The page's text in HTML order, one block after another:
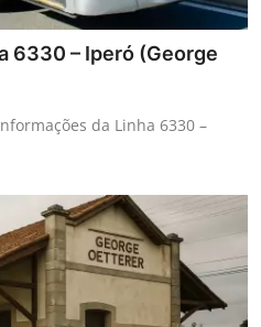
6330 – Iperó (George
da Linha 6330 –